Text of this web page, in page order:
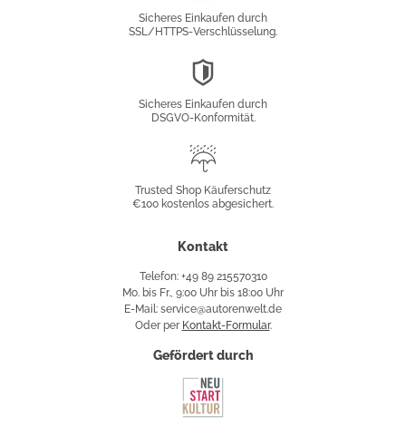
Sicheres Einkaufen durch
SSL/HTTPS-Verschlüsselung.
Sicheres Einkaufen durch
DSGVO-Konformität.
Käuferschutz
Trusted Shop Käuferschutz
€100 kostenlos abgesichert.
Kontakt
Telefon: +49 89 215570310
Mo. bis Fr., 9:00 Uhr bis 18:00 Uhr
E-Mail: service@autorenwelt.de
Oder per Kontakt-Formular.
Gefördert durch